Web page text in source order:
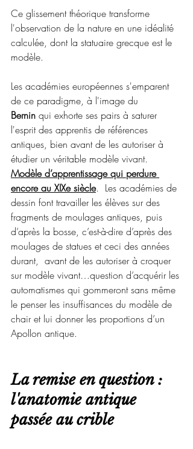
Ce glissement théorique transforme
l'observation de la nature en une idéalité
calculée, dont la statuaire grecque est le
modèle.
Les académies européennes s'emparent
de ce paradigme, à l'image du
Bernin qui exhorte ses pairs à saturer
l'esprit des apprentis de références
antiques, bien avant de les autoriser à
étudier un véritable modèle vivant.
Modèle d’apprentissage qui perdure
encore au XIXe siècle.  Les académies de
dessin font travailler les élèves sur des
fragments de moulages antiques, puis
d’après la bosse, c’est-à-dire d’après des
moulages de statues et ceci des années
durant,  avant de les autoriser à croquer
sur modèle vivant…question d’acquérir les
automatismes qui gommeront sans même
le penser les insuffisances du modèle de
chair et lui donner les proportions d’un
Apollon antique.
La remise en question :
l'anatomie antique
passée au crible